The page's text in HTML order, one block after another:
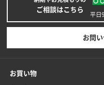
ご相談はこちら
平日
お問
お買い物